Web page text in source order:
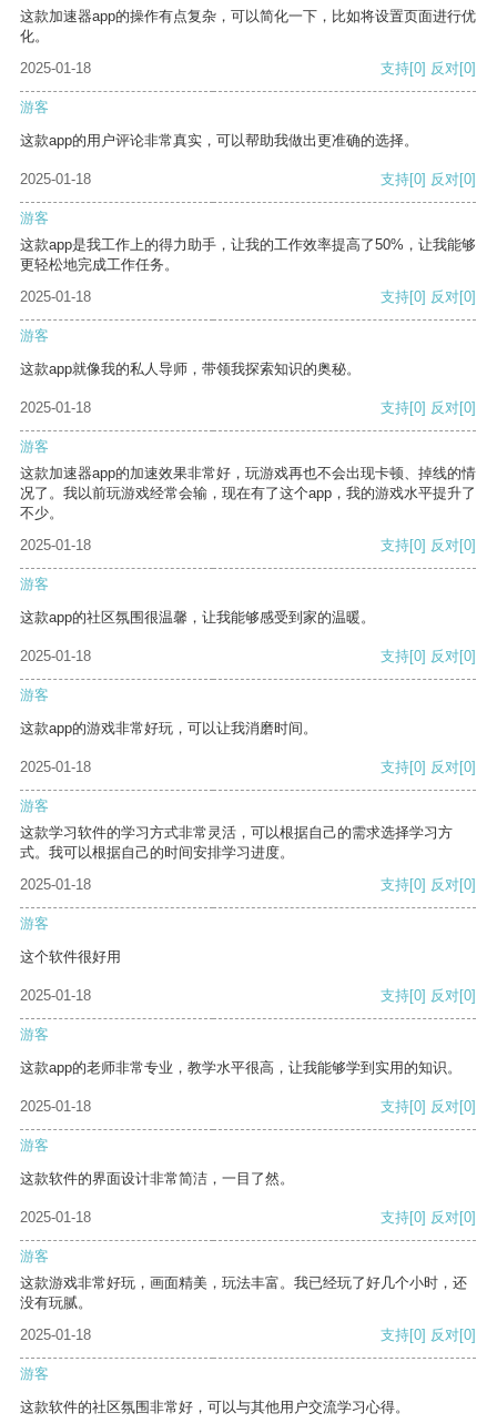
这款加速器app的操作有点复杂，可以简化一下，比如将设置页面进行优
化。
2025-01-18
支持[0] 反对[0]
游客
这款app的用户评论非常真实，可以帮助我做出更准确的选择。
2025-01-18 支持[0] 反对[0]
游客
这款app是我工作上的得力助手，让我的工作效率提高了50%，让我能够
更轻松地完成工作任务。
2025-01-18
支持[0] 反对[0]
游客
这款app就像我的私人导师，带领我探索知识的奥秘。
2025-01-18 支持[0] 反对[0]
游客
这款加速器app的加速效果非常好，玩游戏再也不会出现卡顿、掉线的情
况了。我以前玩游戏经常会输，现在有了这个app，我的游戏水平提升了
不少。
2025-01-18
支持[0] 反对[0]
游客
这款app的社区氛围很温馨，让我能够感受到家的温暖。
2025-01-18 支持[0] 反对[0]
游客
这款app的游戏非常好玩，可以让我消磨时间。
2025-01-18 支持[0] 反对[0]
游客
这款学习软件的学习方式非常灵活，可以根据自己的需求选择学习方
式。我可以根据自己的时间安排学习进度。
2025-01-18
支持[0] 反对[0]
游客
这个软件很好用
2025-01-18 支持[0] 反对[0]
游客
这款app的老师非常专业，教学水平很高，让我能够学到实用的知识。
2025-01-18 支持[0] 反对[0]
游客
这款软件的界面设计非常简洁，一目了然。
2025-01-18 支持[0] 反对[0]
游客
这款游戏非常好玩，画面精美，玩法丰富。我已经玩了好几个小时，还
没有玩腻。
2025-01-18
支持[0] 反对[0]
游客
这款软件的社区氛围非常好，可以与其他用户交流学习心得。